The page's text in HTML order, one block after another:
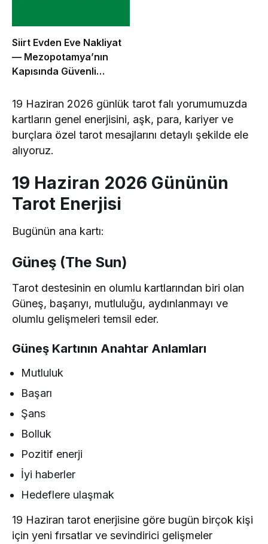
Siirt Evden Eve Nakliyat
— Mezopotamya’nın
Kapısında Güvenli
19 Haziran 2026 günlük tarot falı yorumumuzda
kartların genel enerjisini, aşk, para, kariyer ve
burçlara özel tarot mesajlarını detaylı şekilde ele
alıyoruz.
19 Haziran 2026 Gününün
Tarot Enerjisi
Bugünün ana kartı:
Güneş (The Sun)
Tarot destesinin en olumlu kartlarından biri olan
Güneş, başarıyı, mutluluğu, aydınlanmayı ve
olumlu gelişmeleri temsil eder.
Güneş Kartının Anahtar Anlamları
Mutluluk
Başarı
Şans
Bolluk
Pozitif enerji
İyi haberler
Hedeflere ulaşmak
19 Haziran tarot enerjisine göre bugün birçok kişi
için yeni fırsatlar ve sevindirici gelişmeler